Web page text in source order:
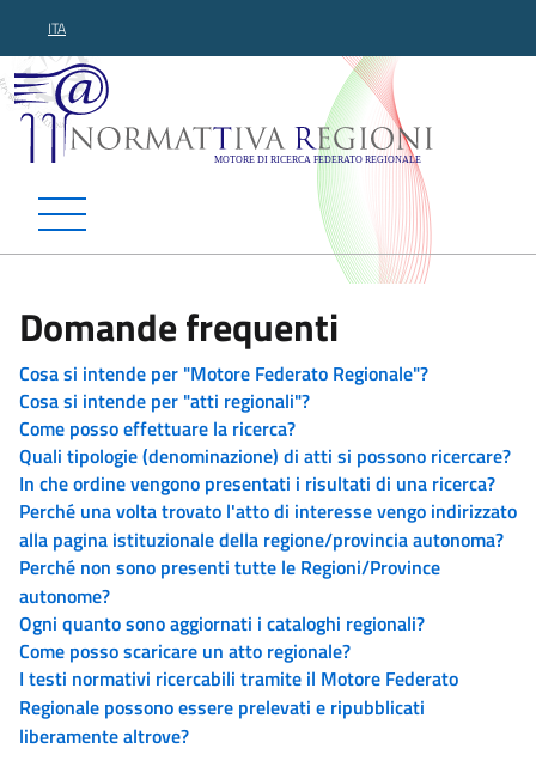
ITA
Normattiva Regioni -
Domande frequenti
Cosa si intende per "Motore Federato Regionale"?
Cosa si intende per "atti regionali"?
Come posso effettuare la ricerca?
Quali tipologie (denominazione) di atti si possono ricercare?
In che ordine vengono presentati i risultati di una ricerca?
Perché una volta trovato l'atto di interesse vengo indirizzato
alla pagina istituzionale della regione/provincia autonoma?
Perché non sono presenti tutte le Regioni/Province
autonome?
Ogni quanto sono aggiornati i cataloghi regionali?
Come posso scaricare un atto regionale?
I testi normativi ricercabili tramite il Motore Federato
Regionale possono essere prelevati e ripubblicati
liberamente altrove?